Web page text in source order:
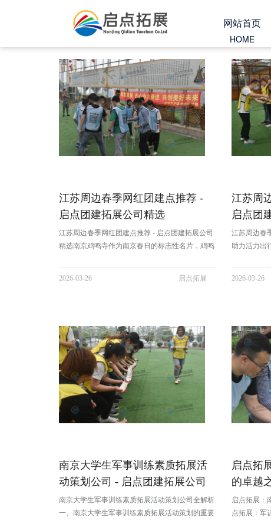
网站首页
HOME
江苏周边春季网红团建点推荐 -
启点团建拓展公司精选
江苏周边春季网红团建点推荐 - 启点团建拓展公司
精选南京鸡鸣寺作为南京春日的标志性名片，鸡鸣
于花雨之间，漫步玄武湖畔看繁花倒映，或在明城
2026-03-26 启点拓展
江苏周
启点团
江苏周边春
助力活力出
格独特，佛
2026-03-26
南京大学生军事训练素质拓展活
动策划公司 - 启点团建拓展公司
助力高校人才培养
南京大学生军事训练素质拓展活动策划公司全解析
一、南京大学生军事训练素质拓展活动策划的重要
启点拓
的卓越
启点拓展：
点拓展：军